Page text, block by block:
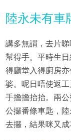
陸永未有車
講多無謂，去片
幫得手。平時生
得廳堂入得廚房
婆。呢日唔使返
手擔擔抬抬。兩
公攞番條車匙，
去攞，結果咪又成